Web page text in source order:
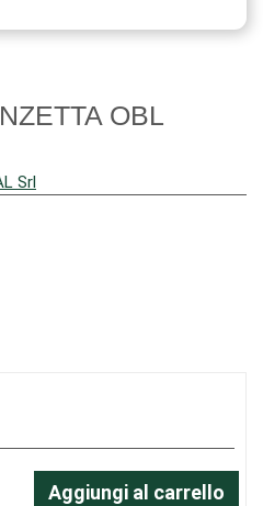
OBL
Srl
Aggiungi al carrello